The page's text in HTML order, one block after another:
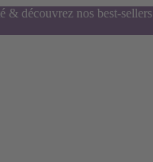
& découvrez nos best-sellers